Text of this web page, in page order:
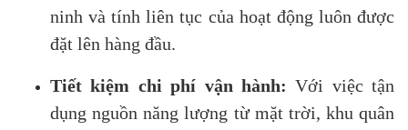
ninh và tính liên tục của hoạt động luôn được
đặt lên hàng đầu.
Tiết kiệm chi phí vận hành: Với việc tận
dụng nguồn năng lượng từ mặt trời, khu quân